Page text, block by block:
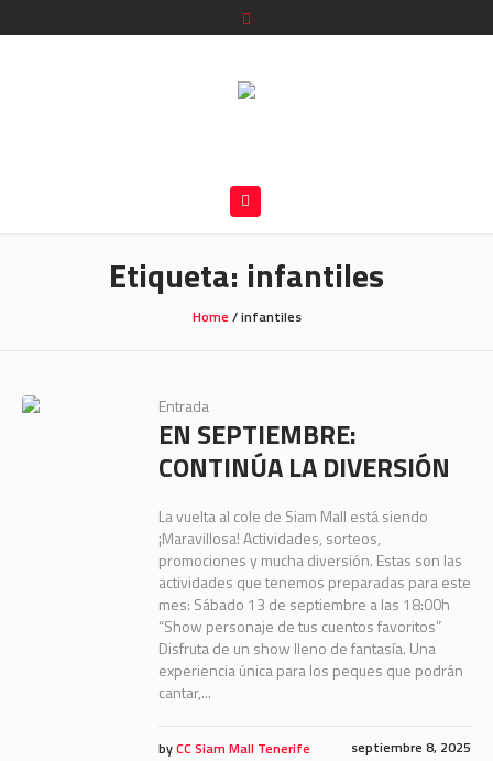
Etiqueta: infantiles
Home/infantiles
Entrada
EN SEPTIEMBRE:
CONTINÚA LA DIVERSIÓN
La vuelta al cole de Siam Mall está siendo
¡Maravillosa! Actividades, sorteos,
promociones y mucha diversión. Estas son las
actividades que tenemos preparadas para este
mes: Sábado 13 de septiembre a las 18:00h
“Show personaje de tus cuentos favoritos”
Disfruta de un show lleno de fantasía. Una
experiencia única para los peques que podrán
cantar,...
septiembre 8, 2025
byCC Siam Mall Tenerife